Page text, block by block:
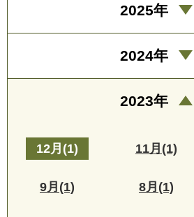
2025年
2024年
2023年
12月(1) 11月(1)
9月(1) 8月(1)